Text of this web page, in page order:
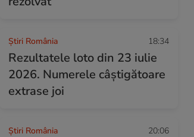
Știri România 18:34
Rezultatele loto din 23 iulie
2026. Numerele câștigătoare
extrase joi
Știri România 20:06